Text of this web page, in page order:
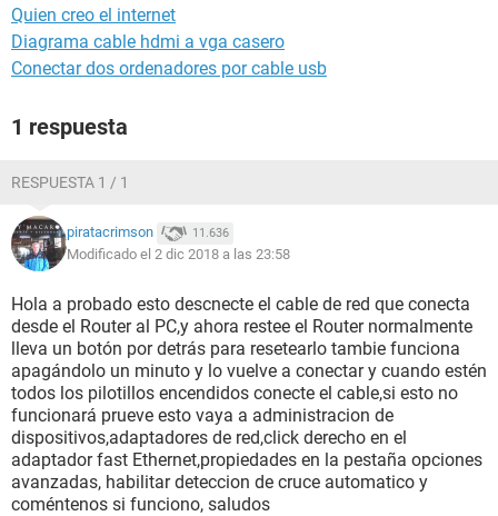
Quien creo el internet
Diagrama cable hdmi a vga casero
Conectar dos ordenadores por cable usb
1 respuesta
RESPUESTA 1 / 1
piratacrimson 11.636
Modificado el 2 dic 2018 a las 23:58
Hola a probado esto descnecte el cable de red que conecta
desde el Router al PC,y ahora restee el Router normalmente
lleva un botón por detrás para resetearlo tambie funciona
apagándolo un minuto y lo vuelve a conectar y cuando estén
todos los pilotillos encendidos conecte el cable,si esto no
funcionará prueve esto vaya a administracion de
dispositivos,adaptadores de red,click derecho en el
adaptador fast Ethernet,propiedades en la pestaña opciones
avanzadas, habilitar deteccion de cruce automatico y
coméntenos si funciono, saludos